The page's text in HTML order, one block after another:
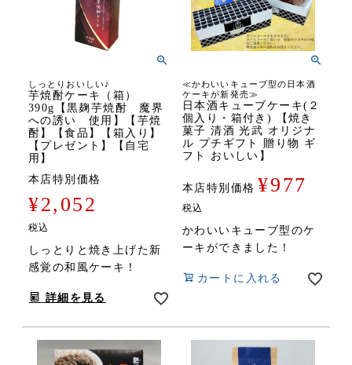
しっとりおいしい♪
芋焼酎ケーキ（箱）
390g【黒麹芋焼酎 魔界
への誘い 使用】【芋焼
酎】【食品】【箱入り】
【プレゼント】【自宅
用】
本店特別価格
¥2,052
税込
しっとりと焼き上げた新
感覚の和風ケーキ！
詳細を見る
≪かわいいキューブ型の日本酒
ケーキが新発売≫
日本酒キューブケーキ(２
個入り・箱付き) 【焼き
菓子 清酒 光武 オリジナ
ル プチギフト 贈り物 ギ
フト おいしい】
本店特別価格 ¥977
税込
かわいいキューブ型のケ
ーキができました！
カートに入れる